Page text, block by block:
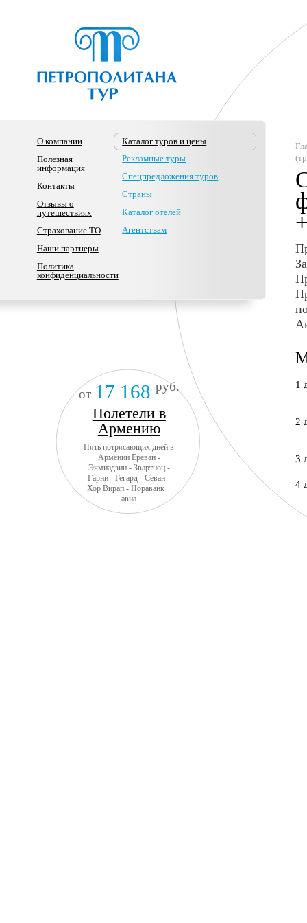
О компании
Полезная
информация
Контакты
Отзывы о
путешествиях
Страхование ТО
Наши партнеры
Политика
конфиденциальности
Каталог туров и цены
Рекламные туры
Спецпредложения туров
Страны
Каталог отелей
Агентствам
от 17 168 руб.
Полетели в
Армению
Пять потрясающих дней в
Армении Ереван -
Эчмиадзин - Звартноц -
Гарни - Гегард - Севан -
Хор Вирап - Нораванк +
авиа
1
2
3
4